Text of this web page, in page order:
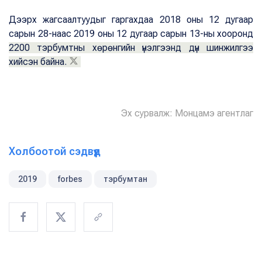
Дээрх жагсаалтуудыг гаргахдаа 2018 оны 12 дугаар
сарын 28-наас 2019 оны 12 дугаар сарын 13-ны хооронд
2200 тэрбумтны хөрөнгийн үнэлгээнд дүн шинжилгээ
хийсэн байна.
Эх сурвалж: Монцамэ агентлаг
Холбоотой сэдвүүд
2019 forbes тэрбумтан